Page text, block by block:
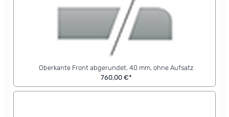
Oberkante Front abgerundet, 40 mm, ohne Aufsatz
760,00 €*